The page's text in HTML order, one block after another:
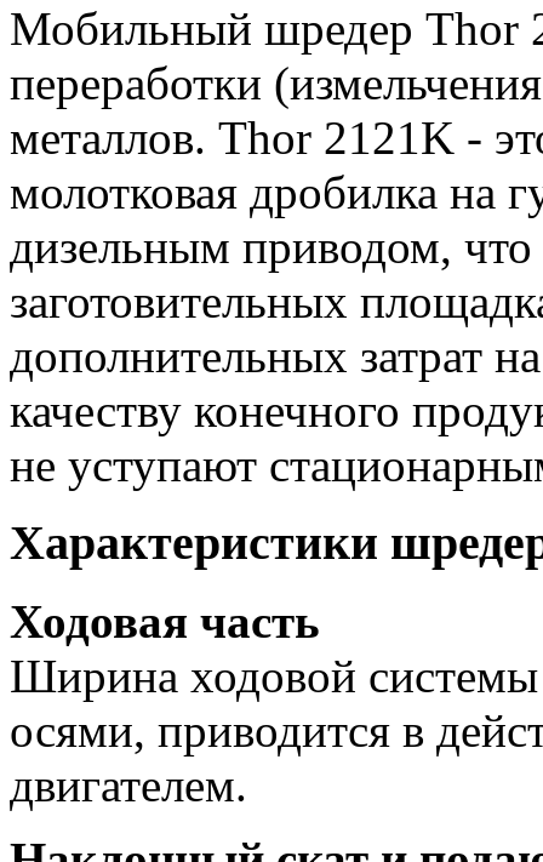
Мобильный шредер Thor
переработки
металлов. Thor 2121K -
молотковая дробилка на
дизельным приводом, что
заготовительных
дополнительных затрат
качеству конечного
не уступают
Характеристики
Ходовая часть
Ширина ходовой
осями, приводится в
двигателем.